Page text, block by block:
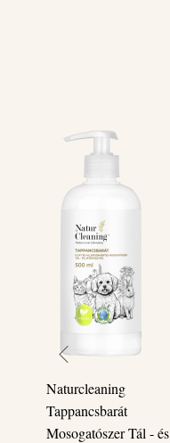
Naturcleaning
Tappancsbarát
Mosogatószer Tál - és